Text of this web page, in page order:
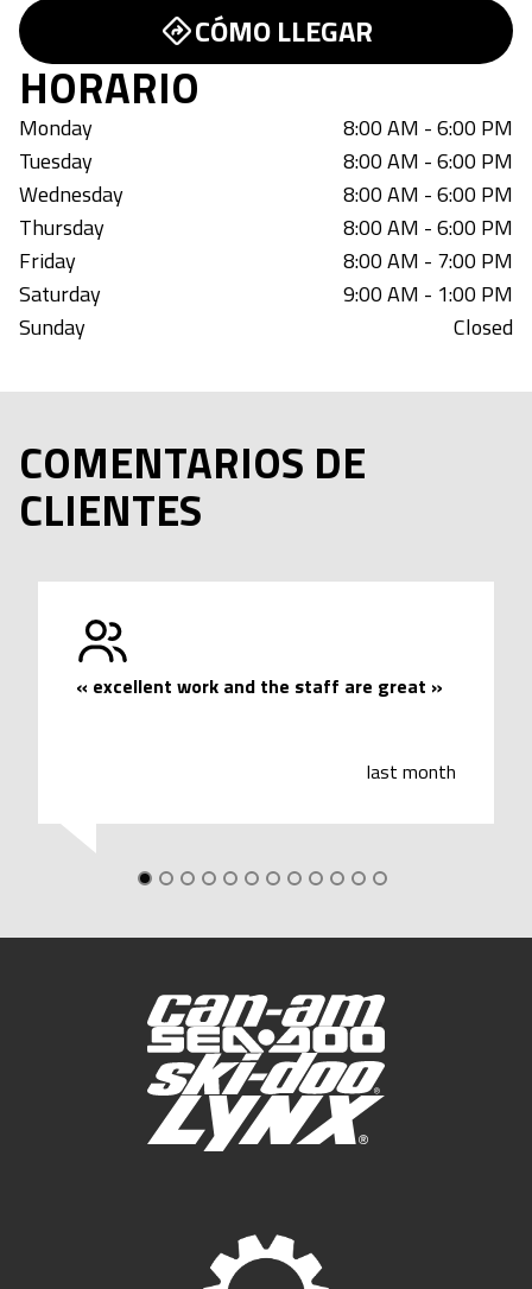
CÓMO LLEGAR
HORARIO
Monday
8:00 AM - 6:00 PM
Tuesday
8:00 AM - 6:00 PM
Wednesday
8:00 AM - 6:00 PM
Thursday
8:00 AM - 6:00 PM
Friday
8:00 AM - 7:00 PM
Saturday
9:00 AM - 1:00 PM
Sunday
Closed
COMENTARIOS DE
CLIENTES
« excellent work and the staff are great »
last month